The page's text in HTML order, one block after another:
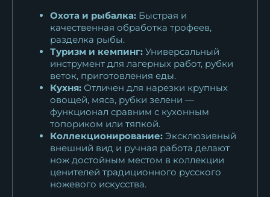
Охота и рыбалка: Быстрая и
качественная обработка трофеев,
разделка рыбы.
Туризм и кемпинг: Универсальный
инструмент для лагерных работ, рубки
веток, приготовления еды.
Кухня: Отличен для нарезки крупных
овощей, мяса, рубки зелени —
функционал сравним с кухонным
топориком или тяпкой.
Коллекционирование: Эксклюзивный
внешний вид и ручная работа делают
нож достойным местом в коллекции
ценителей традиционного русского
ножевого искусства.